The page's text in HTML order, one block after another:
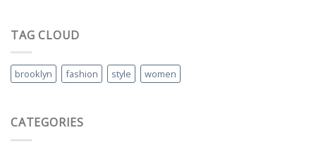
TAG CLOUD
brooklyn fashion style women
CATEGORIES